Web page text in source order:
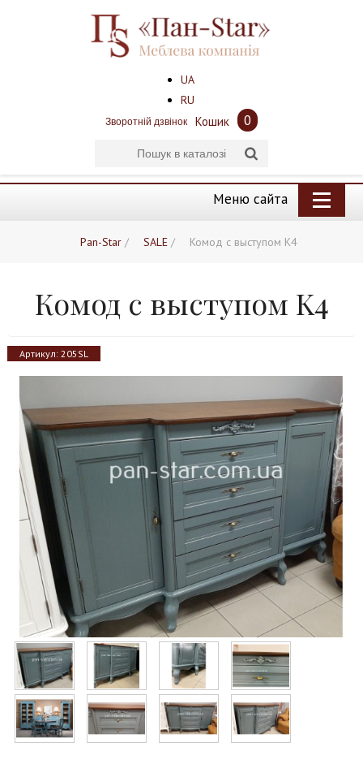
UA
RU
Зворотній дзвінок Кошик 0
Меню сайта
Pan-Star / SALE / Комод с выступом K4
Комод с выступом K4
Артикул: 205SL